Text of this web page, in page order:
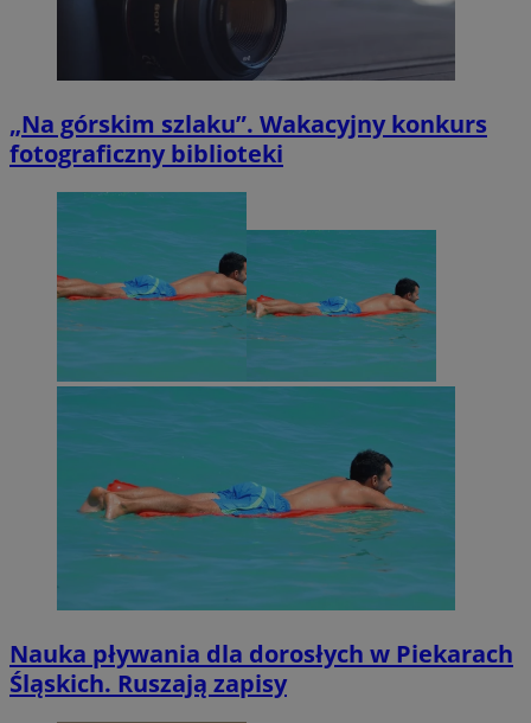
„Na górskim szlaku”. Wakacyjny konkurs
fotograficzny biblioteki
Nauka pływania dla dorosłych w Piekarach
Śląskich. Ruszają zapisy